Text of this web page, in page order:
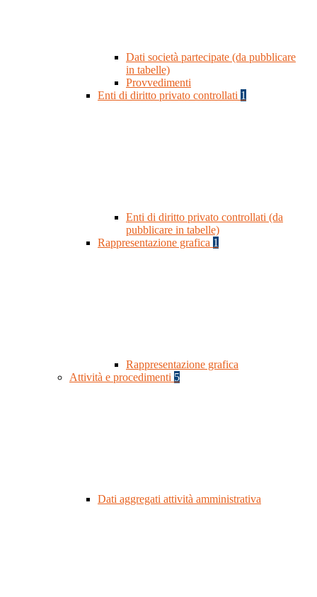
Dati società partecipate (da pubblicare
in tabelle)
Provvedimenti
Enti di diritto privato controllati 1
Enti di diritto privato controllati (da
pubblicare in tabelle)
Rappresentazione grafica 1
Rappresentazione grafica
Attività e procedimenti 5
Dati aggregati attività amministrativa